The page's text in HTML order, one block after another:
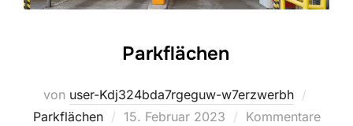
Parkflächen
von user-Kdj324bda7rgeguw-w7erzwerbh
Parkflächen
Veröffentlicht
15. Februar 2023
Kommentare